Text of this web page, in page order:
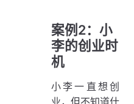
案例2：小
李的创业时
机
小李一直想创